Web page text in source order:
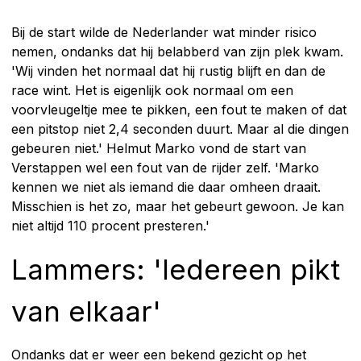
Bij de start wilde de Nederlander wat minder risico
nemen, ondanks dat hij belabberd van zijn plek kwam.
'Wij vinden het normaal dat hij rustig blijft en dan de
race wint. Het is eigenlijk ook normaal om een
voorvleugeltje mee te pikken, een fout te maken of dat
een pitstop niet 2,4 seconden duurt. Maar al die dingen
gebeuren niet.' Helmut Marko vond de start van
Verstappen wel een fout van de rijder zelf. 'Marko
kennen we niet als iemand die daar omheen draait.
Misschien is het zo, maar het gebeurt gewoon. Je kan
niet altijd 110 procent presteren.'
Lammers: 'Iedereen pikt
van elkaar'
Ondanks dat er weer een bekend gezicht op het